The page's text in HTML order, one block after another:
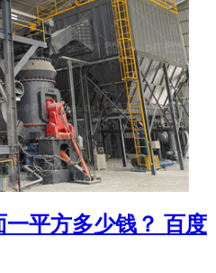
平方多少钱？ 百度